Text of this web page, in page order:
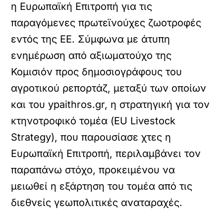
η Ευρωπαϊκή Επιτροπή για τις
παραγόμενες πρωτεϊνούχες ζωοτροφές
εντός της ΕΕ. Σύμφωνα με άτυπη
ενημέρωση από αξιωματούχο της
Κομισιόν προς δημοσιογράφους του
αγροτικού ρεπορτάζ, μεταξύ των οποίων
και του ypaithros.gr, η στρατηγική για τον
κτηνοτροφικό τομέα (EU Livestock
Strategy), που παρουσίασε χτες η
Ευρωπαϊκή Επιτροπή, περιλαμβάνει τον
παραπάνω στόχο, προκειμένου να
μειωθεί η εξάρτηση του τομέα από τις
διεθνείς γεωπολιτικές αναταραχές.